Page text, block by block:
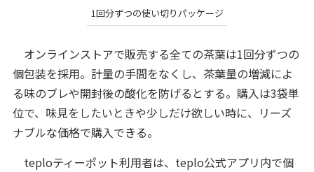
1回分ずつの使い切りパッケージ
オンラインストアで販売する全ての茶葉は1回分ずつの
個包装を採用。計量の手間をなくし、茶葉量の増減によ
る味のブレや開封後の酸化を防げるとする。購入は3袋単
位で、味見をしたいときや少しだけ欲しい時に、リーズ
ナブルな価格で購入できる。
teploティーポット利用者は、teplo公式アプリ内で個